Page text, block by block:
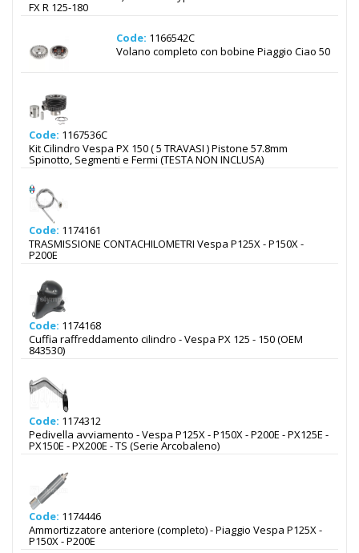
FX R 125-180
Code: 1166542C
Volano completo con bobine Piaggio Ciao 50
Code: 1167536C
Kit Cilindro Vespa PX 150 ( 5 TRAVASI ) Pistone 57.8mm
Spinotto, Segmenti e Fermi (TESTA NON INCLUSA)
Code: 1174161
TRASMISSIONE CONTACHILOMETRI Vespa P125X - P150X -
P200E
Code: 1174168
Cuffia raffreddamento cilindro - Vespa PX 125 - 150 (OEM
843530)
Code: 1174312
Pedivella avviamento - Vespa P125X - P150X - P200E - PX125E -
PX150E - PX200E - TS (Serie Arcobaleno)
Code: 1174446
Ammortizzatore anteriore (completo) - Piaggio Vespa P125X -
P150X - P200E